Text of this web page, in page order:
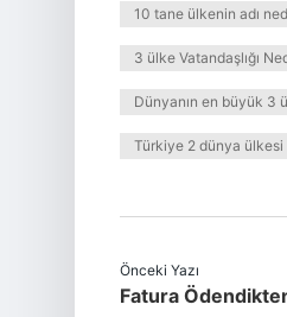
10 tane ülkenin adı
3 ülke Vatandaşlığı
Dünyanın en büyük 3
Türkiye 2 dünya ülkesi
Önceki Yazı
Fatura